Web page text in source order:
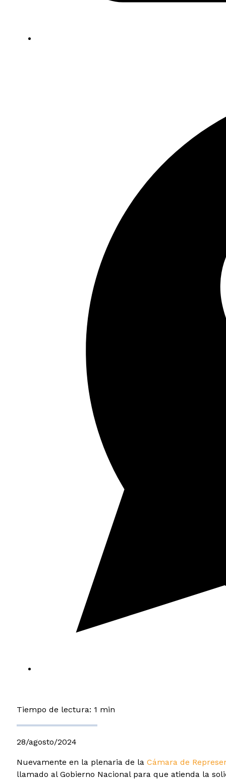
Tiempo de lectura: 1 min
28/agosto/2024
Nuevamente en la plenaria de la Cámara de
llamado al Gobierno Nacional para que atienda la